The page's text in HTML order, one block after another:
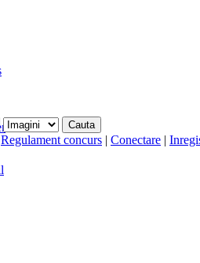
Regulament concurs | Conectare |